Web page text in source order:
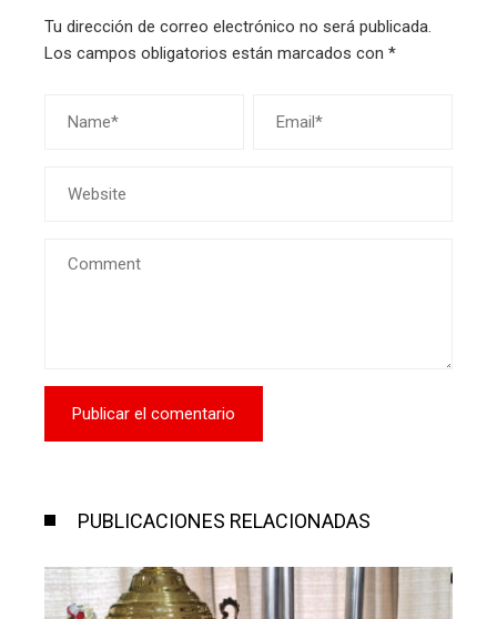
Tu dirección de correo electrónico no será publicada.
Los campos obligatorios están marcados con *
PUBLICACIONES RELACIONADAS